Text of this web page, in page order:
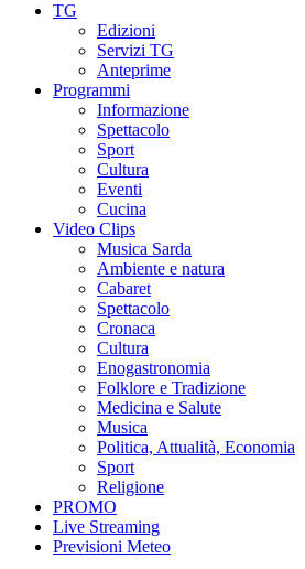
TG
Edizioni
Servizi TG
Anteprime
Programmi
Informazione
Spettacolo
Sport
Cultura
Eventi
Cucina
Video Clips
Musica Sarda
Ambiente e natura
Cabaret
Spettacolo
Cronaca
Cultura
Enogastronomia
Folklore e Tradizione
Medicina e Salute
Musica
Politica, Attualità, Economia
Sport
Religione
PROMO
Live Streaming
Previsioni Meteo